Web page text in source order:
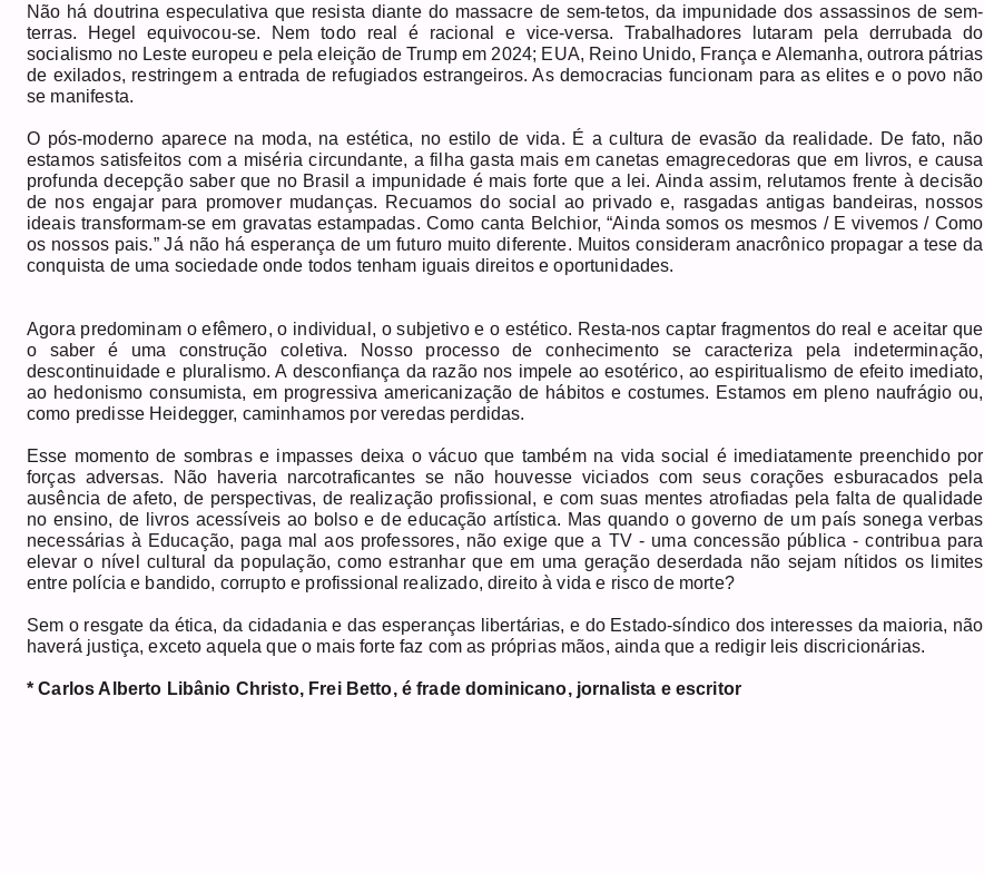
Não há doutrina especulativa que resista diante do massacre de sem-tetos, da impunidade dos assassinos de sem-
terras. Hegel equivocou-se. Nem todo real é racional e vice-versa. Trabalhadores lutaram pela derrubada do
socialismo no Leste europeu e pela eleição de Trump em 2024; EUA, Reino Unido, França e Alemanha, outrora pátrias
de exilados, restringem a entrada de refugiados estrangeiros. As democracias funcionam para as elites e o povo não
se manifesta.
O pós-moderno aparece na moda, na estética, no estilo de vida. É a cultura de evasão da realidade. De fato, não
estamos satisfeitos com a miséria circundante, a filha gasta mais em canetas emagrecedoras que em livros, e causa
profunda decepção saber que no Brasil a impunidade é mais forte que a lei. Ainda assim, relutamos frente à decisão
de nos engajar para promover mudanças. Recuamos do social ao privado e, rasgadas antigas bandeiras, nossos
ideais transformam-se em gravatas estampadas. Como canta Belchior, “Ainda somos os mesmos / E vivemos / Como
os nossos pais.” Já não há esperança de um futuro muito diferente. Muitos consideram anacrônico propagar a tese da
conquista de uma sociedade onde todos tenham iguais direitos e oportunidades.
Agora predominam o efêmero, o individual, o subjetivo e o estético. Resta-nos captar fragmentos do real e aceitar que
o saber é uma construção coletiva. Nosso processo de conhecimento se caracteriza pela indeterminação,
descontinuidade e pluralismo. A desconfiança da razão nos impele ao esotérico, ao espiritualismo de efeito imediato,
ao hedonismo consumista, em progressiva americanização de hábitos e costumes. Estamos em pleno naufrágio ou,
como predisse Heidegger, caminhamos por veredas perdidas.
Esse momento de sombras e impasses deixa o vácuo que também na vida social é imediatamente preenchido por
forças adversas. Não haveria narcotraficantes se não houvesse viciados com seus corações esburacados pela
ausência de afeto, de perspectivas, de realização profissional, e com suas mentes atrofiadas pela falta de qualidade
no ensino, de livros acessíveis ao bolso e de educação artística. Mas quando o governo de um país sonega verbas
necessárias à Educação, paga mal aos professores, não exige que a TV - uma concessão pública - contribua para
elevar o nível cultural da população, como estranhar que em uma geração deserdada não sejam nítidos os limites
entre polícia e bandido, corrupto e profissional realizado, direito à vida e risco de morte?
Sem o resgate da ética, da cidadania e das esperanças libertárias, e do Estado-síndico dos interesses da maioria, não
haverá justiça, exceto aquela que o mais forte faz com as próprias mãos, ainda que a redigir leis discricionárias.
* Carlos Alberto Libânio Christo, Frei Betto, é frade dominicano, jornalista e escritor